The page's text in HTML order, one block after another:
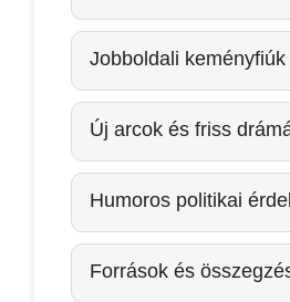
Jobboldali keményfiúk
Új arcok és friss
Humoros politikai
Források és